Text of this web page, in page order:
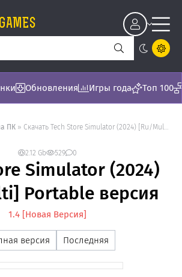
GAMES
Обновления Игры года Топ 100
ПК » Скачать Tech Store Simulator (2024) [Ru/Multi] Portable версия - торрент последняя версия [1.4]
2.12 Gb 529 0
Simulator (2024)
Portable версия
1.4 [Новая Версия]
версия Последняя